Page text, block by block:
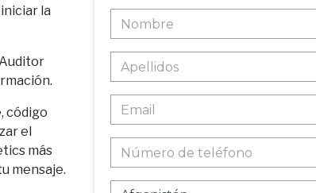
la
código
el
más
mensaje.